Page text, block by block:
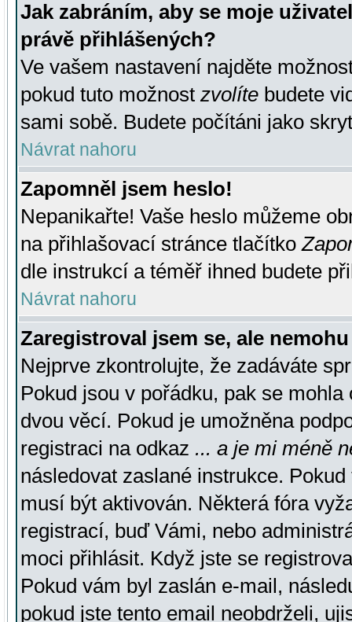
Jak zabráním, aby se moje
právě přihlášených?
Ve vašem nastavení najděte
pokud tuto možnost zvolíte budete
sami sobě. Budete počítáni jako
Návrat nahoru
Zapomněl jsem heslo!
Nepanikařte! Vaše heslo můžeme
na přihlašovací stránce tlačítko
dle instrukcí a téměř ihned budete
Návrat nahoru
Zaregistroval jsem se, ale
Nejprve zkontrolujte, že zadáváte
Pokud jsou v pořádku, pak se
dvou věcí. Pokud je umožněna
registraci na odkaz ... a je mi méně
následovat zaslané instrukce.
musí být aktivován. Některá fóra
registrací, buď Vámi, nebo
moci přihlásit. Když jste se
Pokud vám byl zaslán e-mail,
pokud jste tento email neobdrželi,